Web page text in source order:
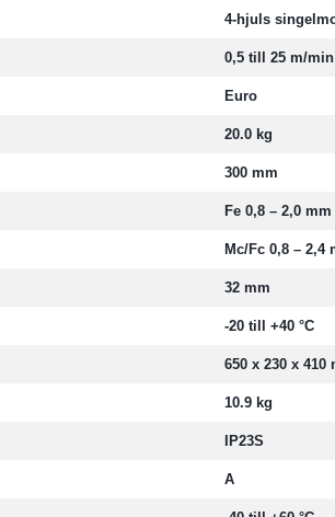
4-hjuls
0,5 till 25 m/min
Euro
20.0 kg
300 mm
Fe 0,8 – 2,0
Mc/Fc 0,8 – 2,4
32 mm
-20 till +40 °C
650 x 230 x 410
10.9 kg
IP23S
A